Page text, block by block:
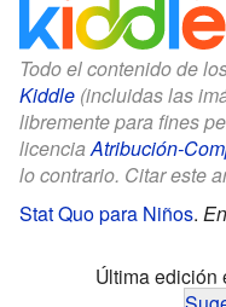
Todo el contenido de
Kiddle (incluidas las
libremente para fines
licenciaAtribución-
lo contrario. Citar este
Stat Quo para Niños.
Última edición